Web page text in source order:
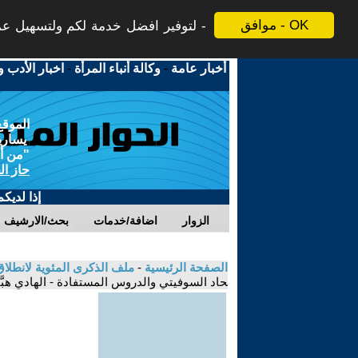
موافق - OK لتوفير افضل خدمة لكم ولتسهيل
أخبار عامة -وكالة أنباء المرأة - اخبار الأدب
"من
حاز
إذا
بحث/الارشيف اضافة/خدمات الزوار
الصفحة الرئيسية - ملف الذكرى المئوية
حاد السوفيتي والدروس المستفادة - الهادي